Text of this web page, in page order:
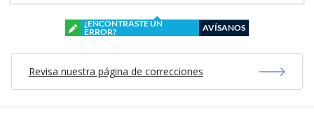
¿ENCONTRASTE UN
ERROR?
AVÍSANOS
Revisa nuestra página de correcciones